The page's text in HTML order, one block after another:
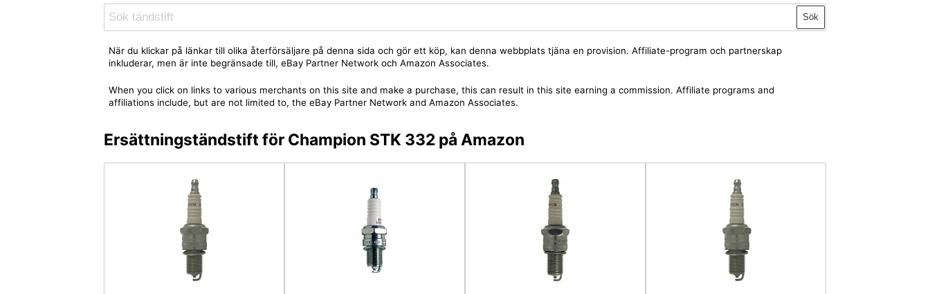
Sök
När du klickar på länkar till olika återförsäljare på denna sida och gör ett köp, kan denna webbplats tjäna en provision. Affiliate-program och partnerskap
inkluderar, men är inte begränsade till, eBay Partner Network och Amazon Associates.
When you click on links to various merchants on this site and make a purchase, this can result in this site earning a commission. Affiliate programs and
affiliations include, but are not limited to, the eBay Partner Network and Amazon Associates.
Ersättningständstift för Champion STK 332 på Amazon